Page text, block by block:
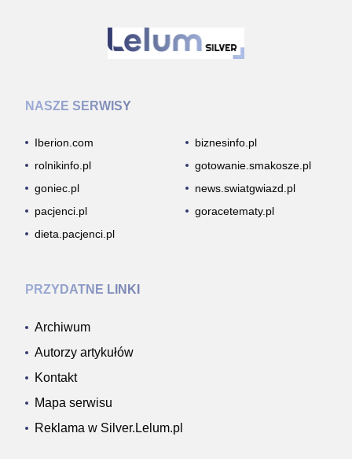
NASZE SERWISY
Iberion.com
biznesinfo.pl
rolnikinfo.pl
gotowanie.smakosze.pl
goniec.pl
news.swiatgwiazd.pl
pacjenci.pl
goracetematy.pl
dieta.pacjenci.pl
PRZYDATNE LINKI
Archiwum
Autorzy artykułów
Kontakt
Mapa serwisu
Reklama w Silver.Lelum.pl